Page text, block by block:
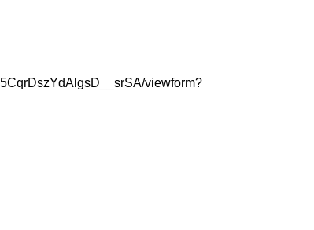
viewform?